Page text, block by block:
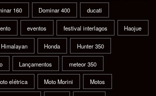
160 Dominar 400 ducati
eventos festival interlagos Haojue
Himalayan Honda Hunter 350
Lançamentos meteor 350
elétrica Moto Morini Motos